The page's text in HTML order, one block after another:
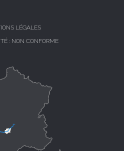
LÉGALES
: NON CONFORME